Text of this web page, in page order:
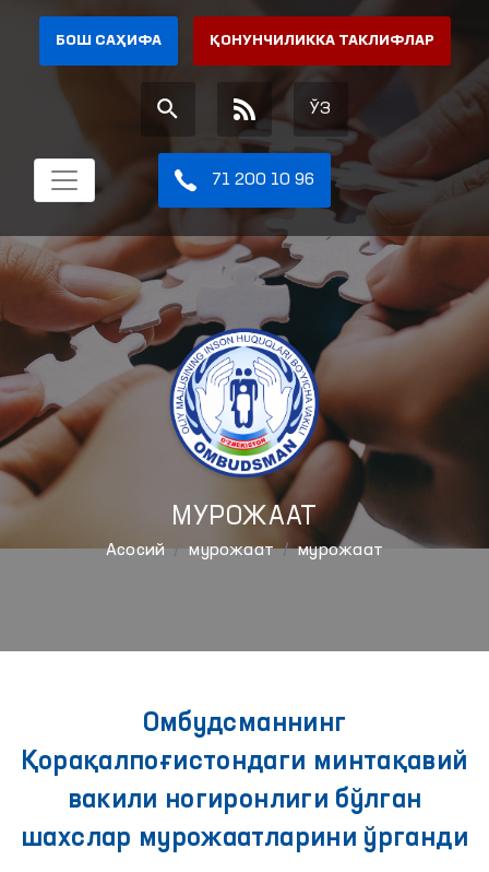
БОШ САҲИФА ҚОНУНЧИЛИККА ТАКЛИФЛАР
ЎЗ
71 200 10 96
МУРОЖААТ
Aсосий мурожаат мурожаат
Омбудсманнинг
Қорақалпоғистондаги минтақавий
вакили ногиронлиги бўлган
шахслар мурожаатларини ўрганди